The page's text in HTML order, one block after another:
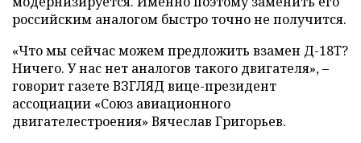
российским аналогом быстро точно не получится.
«Что мы сейчас можем предложить взамен Д-18T?
Ничего. У нас нет аналогов такого двигателя», –
говорит газете ВЗГЛЯД вице-президент
ассоциации «Союз авиационного
двигателестроения» Вячеслав Григорьев.